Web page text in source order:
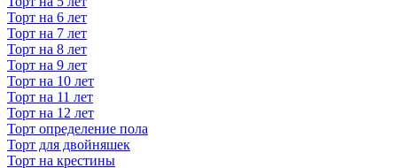
Торт на 6 лет
Торт на 7 лет
Торт на 8 лет
Торт на 9 лет
Торт на 10 лет
Торт на 11 лет
Торт на 12 лет
Торт определение пола
Торт для двойняшек
Торт на крестины